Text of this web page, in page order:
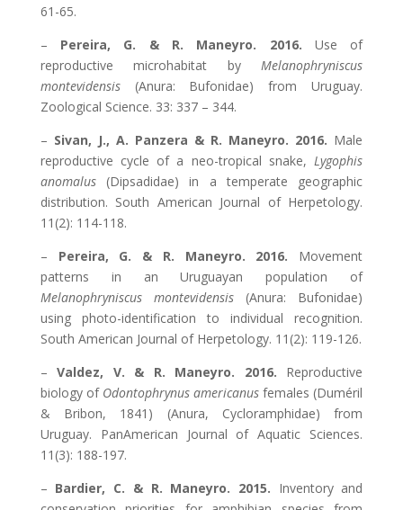
61-65.
– Pereira, G. & R. Maneyro. 2016. Use of
reproductive microhabitat byMelanophryniscus
montevidensis(Anura: Bufonidae) from Uruguay.
Zoological Science. 33: 337 – 344.
– Sivan, J., A. Panzera & R. Maneyro. 2016. Male
reproductive cycle of a neo-tropical snake,Lygophis
anomalus(Dipsadidae) in a temperate geographic
distribution. South American Journal of Herpetology.
11(2): 114-118.
– Pereira, G. & R. Maneyro. 2016. Movement
patterns in an Uruguayan population of
Melanophryniscus montevidensis(Anura: Bufonidae)
using photo-identification to individual recognition.
South American Journal of Herpetology. 11(2): 119-126.
–Valdez, V. & R. Maneyro. 2016. Reproductive
biology of Odontophrynus americanus females (Duméril
& Bribon, 1841) (Anura, Cycloramphidae) from
Uruguay. PanAmerican Journal of Aquatic Sciences.
11(3): 188-197.
– Bardier, C. & R. Maneyro. 2015. Inventory and